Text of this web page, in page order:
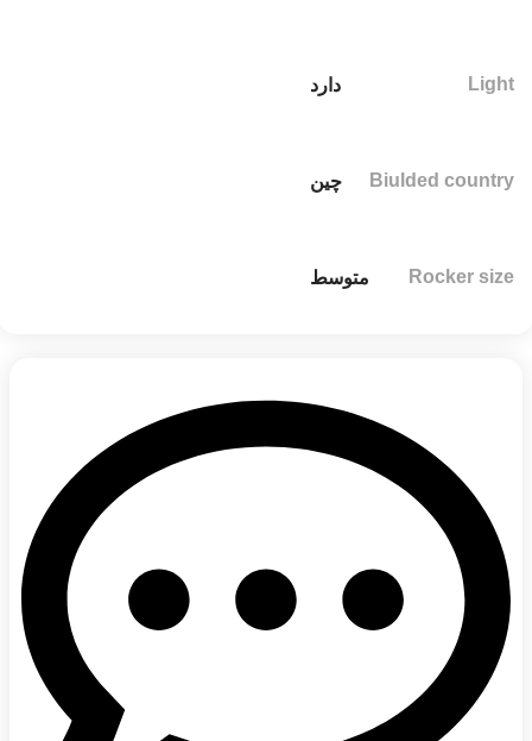
Light دارد
Biulded country چین
Rocker size متوسط